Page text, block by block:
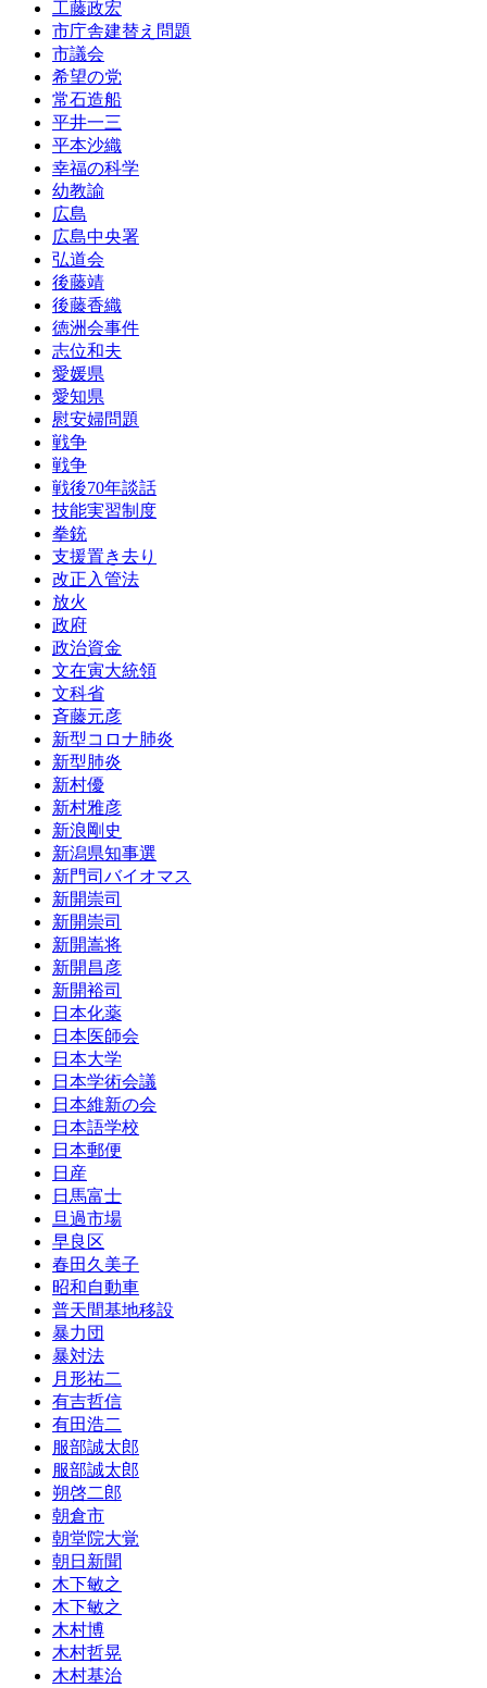
工藤政宏
市庁舎建替え問題
市議会
希望の党
常石造船
平井一三
平本沙織
幸福の科学
幼教諭
広島
広島中央署
弘道会
後藤靖
後藤香織
徳洲会事件
志位和夫
愛媛県
愛知県
慰安婦問題
戦争
戦争
戦後70年談話
技能実習制度
拳銃
支援置き去り
改正入管法
放火
政府
政治資金
文在寅大統領
文科省
斉藤元彦
新型コロナ肺炎
新型肺炎
新村優
新村雅彦
新浪剛史
新潟県知事選
新門司バイオマス
新開崇司
新開崇司
新開嵩将
新開昌彦
新開裕司
日本化薬
日本医師会
日本大学
日本学術会議
日本維新の会
日本語学校
日本郵便
日産
日馬富士
旦過市場
早良区
春田久美子
昭和自動車
普天間基地移設
暴力団
暴対法
月形祐二
有吉哲信
有田浩二
服部誠太郎
服部誠太郎
朔啓二郎
朝倉市
朝堂院大覚
朝日新聞
木下敏之
木下敏之
木村博
木村哲晃
木村基治